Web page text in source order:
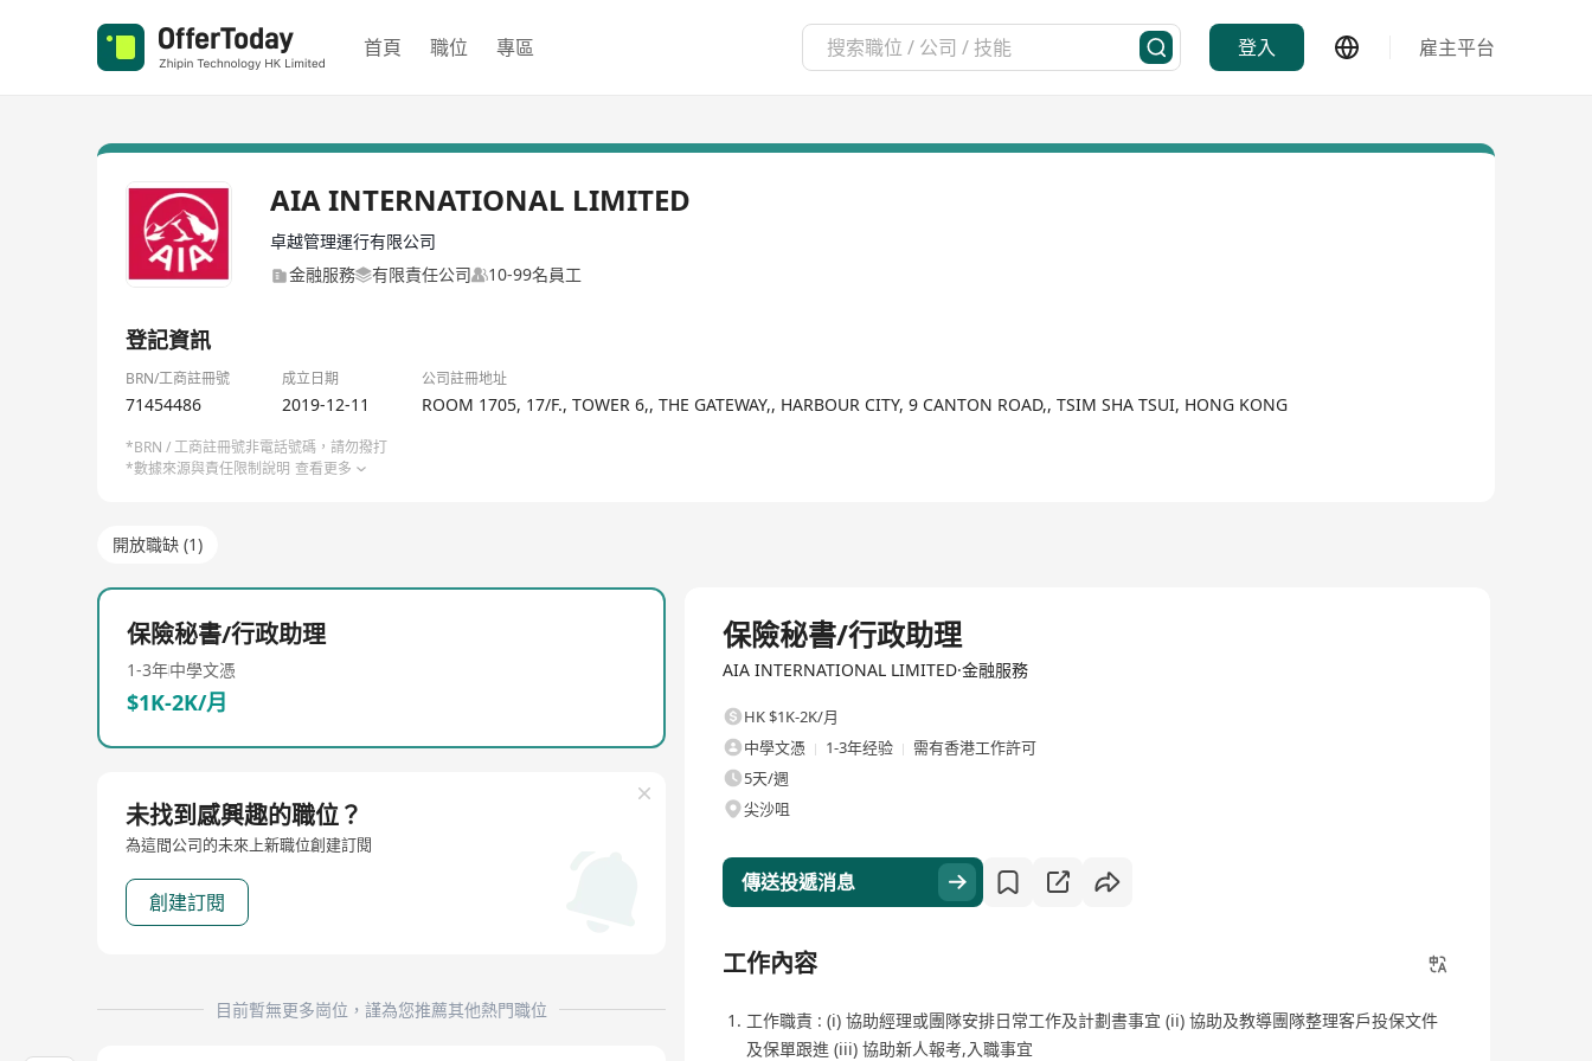
首頁 職位 專區 登入 雇主平台
AIA INTERNATIONAL LIMITED
卓越管理運行有限公司
金融服務
有限責任公司 10-99名員工
登記資訊
BRN/工商註冊號 成立日期 公司註冊地址
71454486 2019-12-11 ROOM 1705, 17/F., TOWER 6,, THE GATEWAY,, HARBOUR CITY, 9 CANTON ROAD,, TSIM SHA TSUI, HONG KONG
*BRN / 工商註冊號非電話號碼，請勿撥打
*數據來源與責任限制說明 查看更多
開放職缺 (1)
保險秘書/行政助理
1-3年中學文憑
$1K-2K/月
未找到感興趣的職位？
為這間公司的未來上新職位創建訂閱
創建訂閱
目前暫無更多崗位，謹為您推薦其他熱門職位
保險秘書/行政助理
AIA INTERNATIONAL LIMITED·金融服務
HK $1K-2K/月
中學文憑
1-3年经验
需有香港工作許可
5天/週
尖沙咀
傳送投遞消息
工作內容
工作職責 : (i) 協助經理或團隊安排日常工作及計劃書事宜 (ii) 協助及教導團隊整理客戶投保文件
及保單跟進 (iii) 協助新人報考,入職事宜